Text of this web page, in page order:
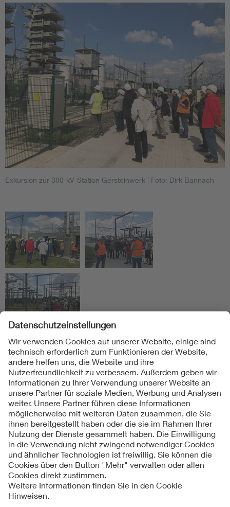
Exkursion zur 380-kV-Station Gersteinwerk | Foto: Dirk Bannach
Folgen Sie uns